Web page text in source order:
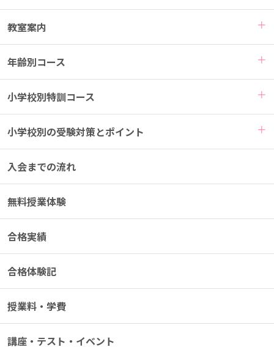
教室案内
年齢別コース
小学校別特訓コース
小学校別の受験対策とポイント
入会までの流れ
無料授業体験
合格実績
合格体験記
授業料・学費
講座・テスト・イベント